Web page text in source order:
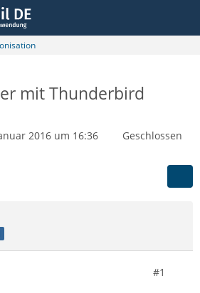
mit Thunderbird
2016 um 16:36
Geschlossen
#1